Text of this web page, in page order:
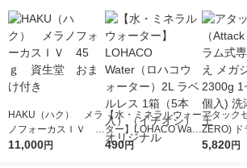
HAKU（ハク） メラ
ノフォーカスＩＶ 4
5ｇ 資生堂 おまけ
11,000円
【水・ミネラルウォー
ター】LOHACO Wate
r（ロハコウォータ
490円
アタック
ZERO) ド
詰め替え
5,820円